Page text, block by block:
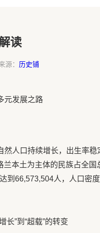
读
源： 历史铺
元发展之路
然人口持续增长，出生率
本土为主体的民族占全国
到66,573,504人，人口密
长”到“超载”的转变